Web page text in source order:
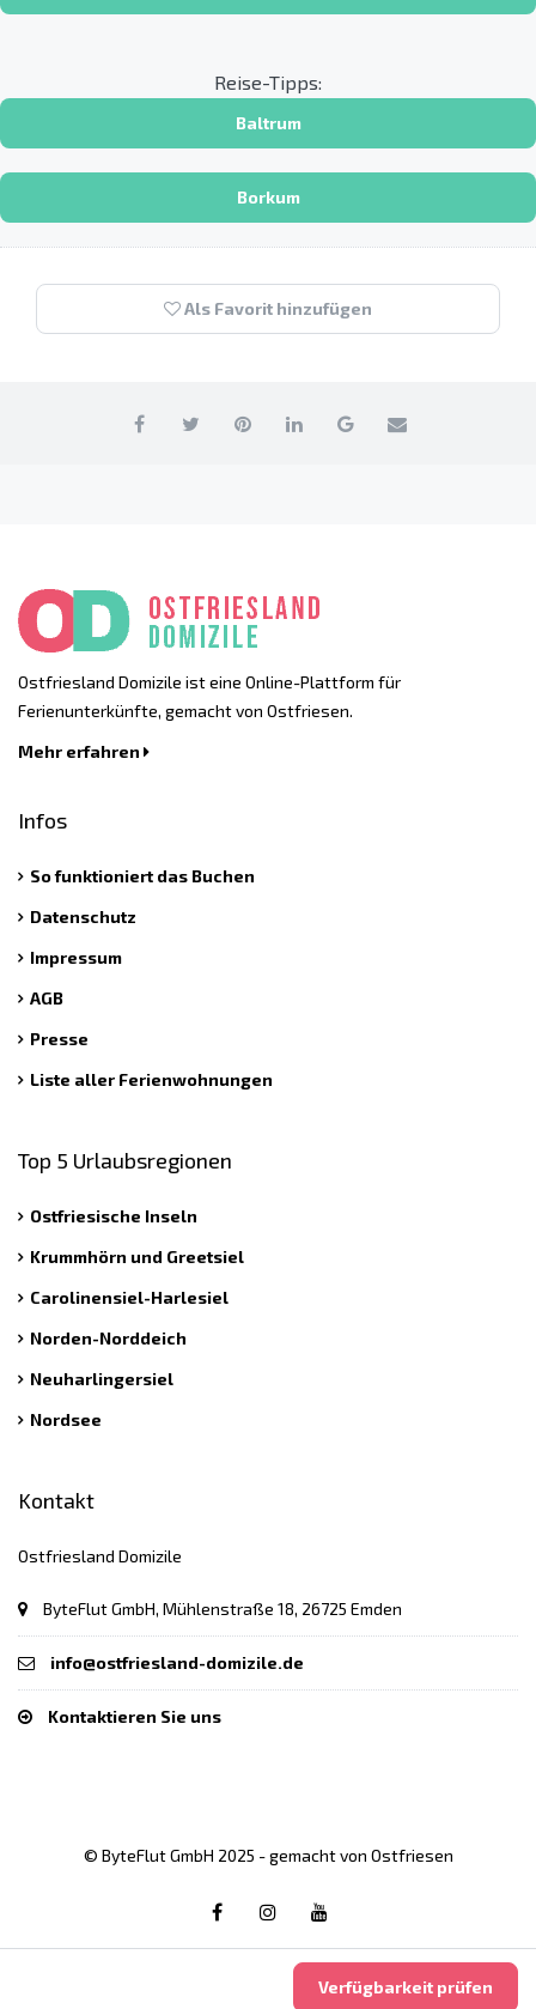
Reise-Tipps:
Baltrum
Borkum
Als Favorit hinzufügen
Verfügbarkeit prüfen
Ostfriesland Domizile ist eine Online-Plattform für
Ferienunterkünfte, gemacht von Ostfriesen.
Mehr erfahren
Infos
So funktioniert das Buchen
Datenschutz
Impressum
AGB
Presse
Liste aller Ferienwohnungen
Top 5 Urlaubsregionen
Ostfriesische Inseln
Krummhörn und Greetsiel
Carolinensiel-Harlesiel
Norden-Norddeich
Neuharlingersiel
Nordsee
Kontakt
Ostfriesland Domizile
ByteFlut GmbH, Mühlenstraße 18, 26725 Emden
info@ostfriesland-domizile.de
Kontaktieren Sie uns
© ByteFlut GmbH 2025 - gemacht von Ostfriesen